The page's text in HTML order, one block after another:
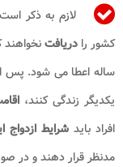
لازم به ذکر
کشور را دریافت
ساله اعطا می شود. پس
یکدیگر زندگی کنند،
افراد باید شرایط ازدواج
مدنظر قرار دهند و در